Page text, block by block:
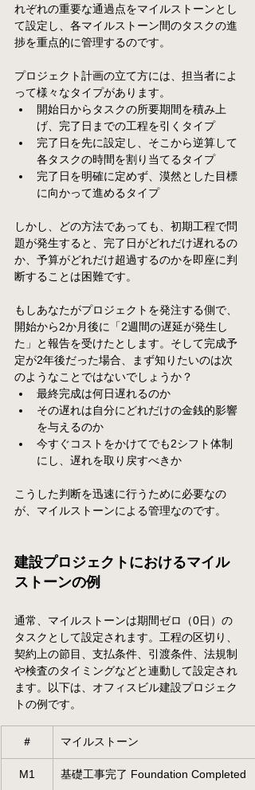
れぞれの重要な通過点をマイルストーンとし
て設定し、各マイルストーン間のタスクの進
捗を重点的に管理するのです。
プロジェクト計画の立て方には、担当者によ
って様々なタイプがあります。
開始日からタスクの所要期間を積み上
げ、完了日までの工程を引くタイプ
完了日を先に設定し、そこから逆算して
各タスクの時間を割り当てるタイプ
完了日を明確に定めず、漠然とした目標
に向かって進めるタイプ
しかし、どの方法であっても、初期工程で問
題が発生すると、完了日がどれだけ遅れるの
か、予算がどれだけ超過するのかを即座に判
断することは困難です。
もしあなたがプロジェクトを発注する側で、
開始から2か月後に「2週間の遅延が発生し
た」と報告を受けたとします。そして完成予
定が2年後だった場合、まず知りたいのは次
のようなことではないでしょうか？
最終完成は何日遅れるのか
その遅れは自分にどれだけの金銭的影響
を与えるのか
今すぐコストをかけてでも2シフト体制
にし、遅れを取り戻すべきか
こうした判断を迅速に行うために必要なの
が、マイルストーンによる管理なのです。
建設プロジェクトにおけるマイル
ストーンの例
通常、マイルストーンは期間ゼロ（0日）の
タスクとして設定されます。工程の区切り、
契約上の節目、支払条件、引渡条件、法規制
や検査のタイミングなどと連動して設定され
ます。以下は、オフィスビル建設プロジェク
トの例です。
＃ マイルストーン
M1 基礎工事完了 Foundation Completed